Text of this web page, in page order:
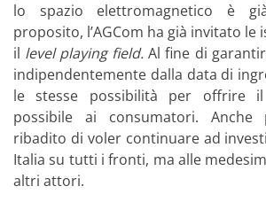
lo spazio elettromagnetico è
proposito, l’AGCom ha già invitato le
il level playing field.Al fine di
indipendentemente dalla data di
le stesse possibilità per offrire
possibile ai consumatori. Anche
ribadito di voler continuare ad
Italia su tutti i fronti, ma alle
altri attori.